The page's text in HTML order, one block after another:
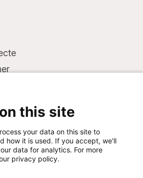
:
0000
this site
your data on this site to
how it is used. If you accept, we'll
data for analytics. For more
privacy policy.